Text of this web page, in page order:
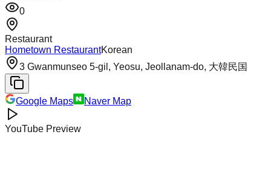
0
Restaurant
Hometown RestaurantKorean
3 Gwanmunseo 5-gil, Yeosu, Jeollanam-do, 大韓民国
Google Maps Naver Map
YouTube Preview